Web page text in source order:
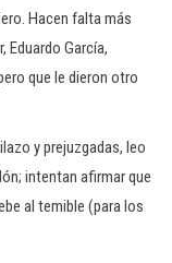
Hacen falta más
Eduardo García,
que le dieron otro
y prejuzgadas, leo
intentan afirmar que
al temible (para los